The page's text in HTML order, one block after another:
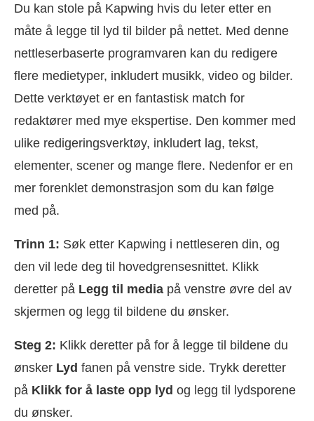
Du kan stole på Kapwing hvis du leter etter en
måte å legge til lyd til bilder på nettet. Med denne
nettleserbaserte programvaren kan du redigere
flere medietyper, inkludert musikk, video og bilder.
Dette verktøyet er en fantastisk match for
redaktører med mye ekspertise. Den kommer med
ulike redigeringsverktøy, inkludert lag, tekst,
elementer, scener og mange flere. Nedenfor er en
mer forenklet demonstrasjon som du kan følge
med på.
Trinn 1: Søk etter Kapwing i nettleseren din, og
den vil lede deg til hovedgrensesnittet. Klikk
deretter på Legg til media på venstre øvre del av
skjermen og legg til bildene du ønsker.
Steg 2: Klikk deretter på for å legge til bildene du
ønsker Lyd fanen på venstre side. Trykk deretter
på Klikk for å laste opp lyd og legg til lydsporene
du ønsker.